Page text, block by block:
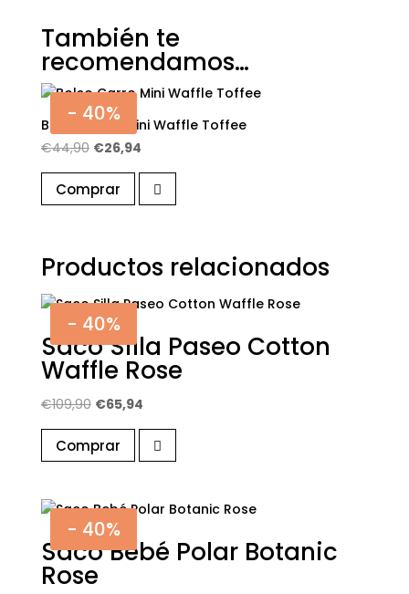
También te
recomendamos…
- 40%
Bolso Carro Mini Waffle Toffee
€44,90 El
precio
original
era:
€26,94El
precio
actual
es:
Comprar
Productos relacionados
- 40%
Saco Silla Paseo Cotton
Waffle Rose
€109,90 El
precio
original
era:
€65,94El
precio
actual
es:
Comprar
- 40%
Saco Bebé Polar Botanic
Rose